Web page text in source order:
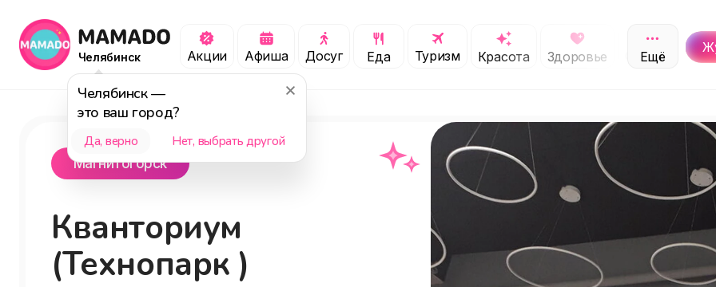
Челябинск
Челябинск—
это ваш город?
Да, верно Нет, выбрать другой
Акции Афиша Досуг Еда Туризм Красота Здоровье Обучение
Ещё
Магнитогорск
Кванториум
(Технопарк )